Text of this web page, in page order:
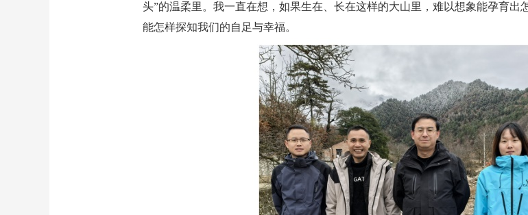
头”的温柔里。我一直在想，如果生在、长在这样的大山里，难以想象能孕育出
能怎样探知我们的自足与幸福。